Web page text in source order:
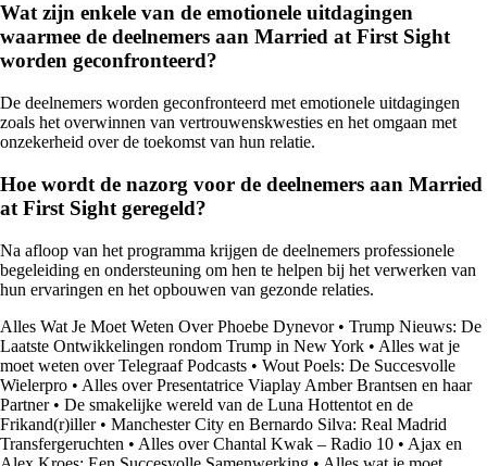
Wat zijn enkele van de emotionele uitdagingen
waarmee de deelnemers aan Married at First Sight
worden geconfronteerd?
De deelnemers worden geconfronteerd met emotionele uitdagingen
zoals het overwinnen van vertrouwenskwesties en het omgaan met
onzekerheid over de toekomst van hun relatie.
Hoe wordt de nazorg voor de deelnemers aan Married
at First Sight geregeld?
Na afloop van het programma krijgen de deelnemers professionele
begeleiding en ondersteuning om hen te helpen bij het verwerken van
hun ervaringen en het opbouwen van gezonde relaties.
Alles Wat Je Moet Weten Over Phoebe Dynevor• Trump Nieuws: De
Laatste Ontwikkelingen rondom Trump in New York • Alles wat je
moet weten over Telegraaf Podcasts • Wout Poels: De Succesvolle
Wielerpro • Alles over Presentatrice Viaplay Amber Brantsen en haar
Partner• De smakelijke wereld van de Luna Hottentot en de
Frikand(r)iller• Manchester City en Bernardo Silva: Real Madrid
Transfergeruchten • Alles over Chantal Kwak – Radio 10 • Ajax en